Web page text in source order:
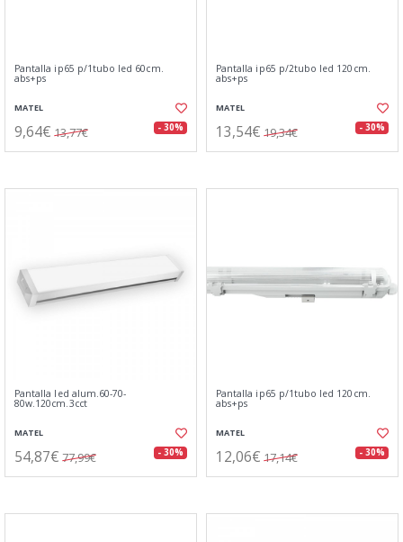
Pantalla ip65 p/1tubo led 60cm.
abs+ps
MATEL
9,64€ 13,77€ - 30%
Pantalla ip65 p/2tubo led 120cm.
abs+ps
MATEL
13,54€ 19,34€ - 30%
Pantalla led alum.60-70-
80w.120cm.3cct
MATEL
54,87€ 77,99€ - 30%
Pantalla ip65 p/1tubo led 120cm.
abs+ps
MATEL
12,06€ 17,14€ - 30%